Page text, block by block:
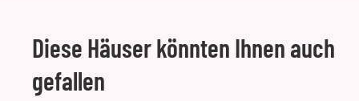
Diese Häuser könnten Ihnen auch
gefallen